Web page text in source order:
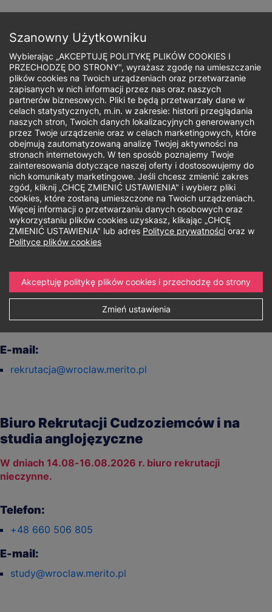
treści
Ścieżka
nawigacyjna
Jaki rodzaj studiów Cię interesuje?
Studia I stopnia
Biuro Rekrutacji - studia I stopnia,
jednolite studia magisterskie
W dniach 14.08-16.08.2026 r. biuro rekrutacji
Telefon:
E-mail:
rekrutacja@wroclaw.merito.pl
Biuro Rekrutacji Cudzoziemców i na
studia anglojęzyczne
W dniach 14.08-16.08.2026 r. biuro rekrutacji
nieczynne.
Telefon:
+48 660 506 805
E-mail:
study@wroclaw.merito.pl
Szanowny Użytkowniku
Wybierając „AKCEPTUJĘ POLITYKĘ PLIKÓW COOKIES I
PRZECHODZĘ DO STRONY", wyrażasz zgodę na umieszczanie
plików cookies na Twoich urządzeniach oraz przetwarzanie
zapisanych w nich informacji przez nas oraz naszych
partnerów biznesowych. Pliki te będą przetwarzały dane w
celach statystycznych, m.in. w zakresie: historii przeglądania
naszych stron, Twoich danych lokalizacyjnych generowanych
przez Twoje urządzenie oraz w celach marketingowych, które
obejmują zautomatyzowaną analizę Twojej aktywności na
stronach internetowych. W ten sposób poznajemy Twoje
zainteresowania dotyczące naszej oferty i dostosowujemy do
nich komunikaty marketingowe. Jeśli chcesz zmienić zakres
zgód, kliknij „CHCĘ ZMIENIĆ USTAWIENIA" i wybierz pliki
cookies, które zostaną umieszczone na Twoich urządzeniach.
Więcej informacji o przetwarzaniu danych osobowych oraz
wykorzystaniu plików cookies uzyskasz, klikając „CHCĘ
ZMIENIĆ USTAWIENIA" lub adres Polityce prywatności oraz w
Polityce plików cookies
Zmień ustawienia
Akceptuję politykę plików cookies i przechodzę do strony